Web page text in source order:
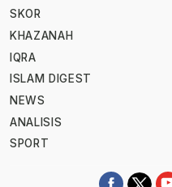
SKOR
KHAZANAH
IQRA
ISLAM DIGEST
NEWS
ANALISIS
SPORT